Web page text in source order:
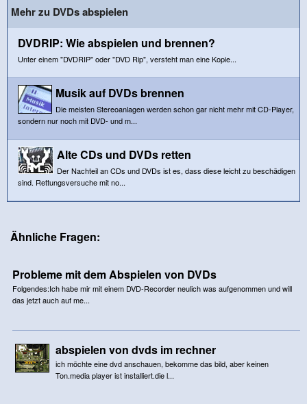
Mehr zu DVDs abspielen
DVDRIP: Wie abspielen und brennen?
Unter einem "DVDRIP" oder "DVD Rip", versteht man eine Kopie...
Musik auf DVDs brennen
Die meisten Stereoanlagen werden schon gar nicht mehr mit CD-Player,
sondern nur noch mit DVD- und m...
Alte CDs und DVDs retten
Der Nachteil an CDs und DVDs ist es, dass diese leicht zu beschädigen
sind. Rettungsversuche mit no...
Ähnliche Fragen:
Probleme mit dem Abspielen von DVDs
Folgendes:Ich habe mir mit einem DVD-Recorder neulich was aufgenommen und will
das jetzt auch auf me...
abspielen von dvds im rechner
ich möchte eine dvd anschauen, bekomme das bild, aber keinen
Ton.media player ist installiert.die l...